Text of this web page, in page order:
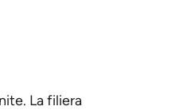
La filiera